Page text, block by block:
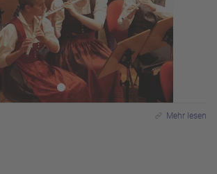
Mehr lesen